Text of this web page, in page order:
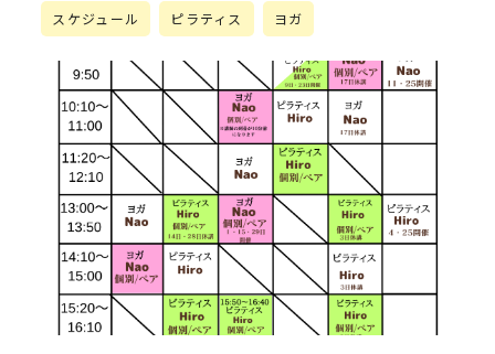
スケジュール ピラティス ヨガ